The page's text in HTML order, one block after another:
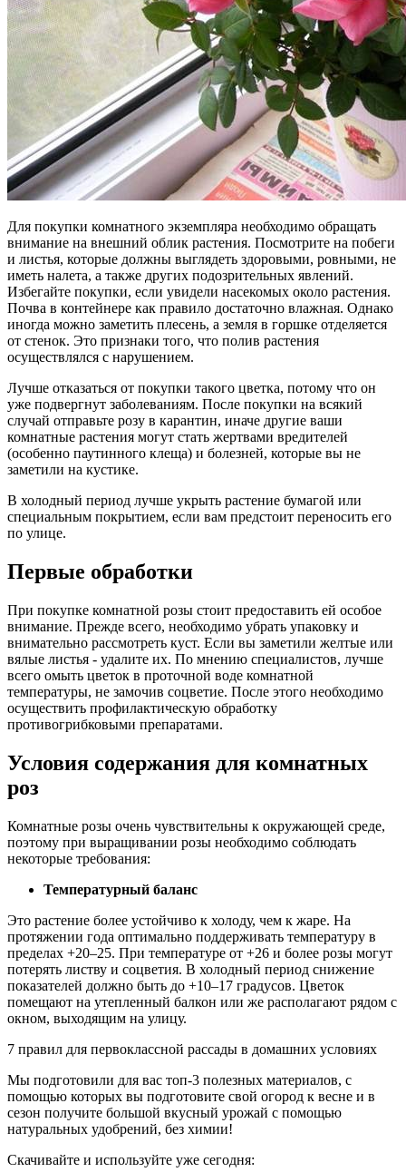
Для покупки комнатного экземпляра необходимо обращать
внимание на внешний облик растения. Посмотрите на побеги
и листья, которые должны выглядеть здоровыми, ровными, не
иметь налета, а также других подозрительных явлений.
Избегайте покупки, если увидели насекомых около растения.
Почва в контейнере как правило достаточно влажная. Однако
иногда можно заметить плесень, а земля в горшке отделяется
от стенок. Это признаки того, что полив растения
осуществлялся с нарушением.
Лучше отказаться от покупки такого цветка, потому что он
уже подвергнут заболеваниям. После покупки на всякий
случай отправьте розу в карантин, иначе другие ваши
комнатные растения могут стать жертвами вредителей
(особенно паутинного клеща) и болезней, которые вы не
заметили на кустике.
В холодный период лучше укрыть растение бумагой или
специальным покрытием, если вам предстоит переносить его
по улице.
Первые обработки
При покупке комнатной розы стоит предоставить ей особое
внимание. Прежде всего, необходимо убрать упаковку и
внимательно рассмотреть куст. Если вы заметили желтые или
вялые листья - удалите их. По мнению специалистов, лучше
всего омыть цветок в проточной воде комнатной
температуры, не замочив соцветие. После этого необходимо
осуществить профилактическую обработку
противогрибковыми препаратами.
Условия содержания для комнатных
роз
Комнатные розы очень чувствительны к окружающей среде,
поэтому при выращивании розы необходимо соблюдать
некоторые требования:
Температурный баланс
Это растение более устойчиво к холоду, чем к жаре. На
протяжении года оптимально поддерживать температуру в
пределах +20–25. При температуре от +26 и более розы могут
потерять листву и соцветия. В холодный период снижение
показателей должно быть до +10–17 градусов. Цветок
помещают на утепленный балкон или же располагают рядом с
окном, выходящим на улицу.
7 правил для первоклассной рассады в домашних условиях
Мы подготовили для вас топ-3 полезных материалов, с
помощью которых вы подготовите свой огород к весне и в
сезон получите большой вкусный урожай с помощью
натуральных удобрений, без химии!
Скачивайте и используйте уже сегодня: